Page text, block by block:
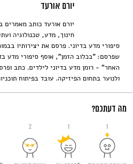
יורם אורעד
יורם אורעד כותב מאמרים
חינוך, מדע, טכנולוגיה
סיפורי מדע בדיוני. פרסם את יצירותיו
שפרסם: "בכלוב הזמן", אוסף סיפורי מדע
האחר" - רומן מדע בדיוני לילדים. כתב
ולנוער בתחום הפיזיקה. עובד בפיתוח
מה דעתכם?
2 1 1